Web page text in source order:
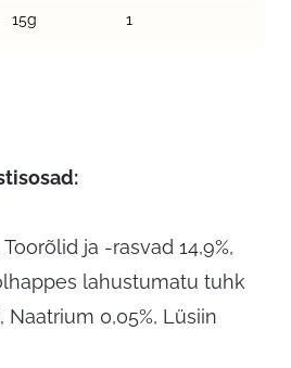
15g 1
ja -rasvad 14,9%,
lahustumatu tuhk
Naatrium 0,05%, Lüsiin